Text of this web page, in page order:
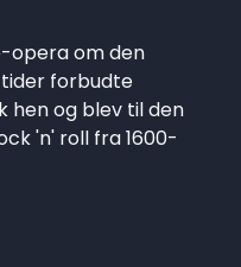
opera om den
forbudte
hen og blev til den
'n' roll fra 1600-